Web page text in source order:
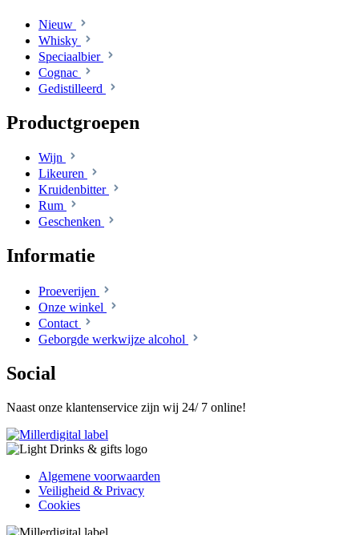
Nieuw
Whisky
Speciaalbier
Cognac
Gedistilleerd
Productgroepen
Wijn
Likeuren
Kruidenbitter
Rum
Geschenken
Informatie
Proeverijen
Onze winkel
Contact
Geborgde werkwijze alcohol
Social
Naast onze klantenservice zijn wij 24/ 7 online!
Algemene voorwaarden
Veiligheid & Privacy
Cookies